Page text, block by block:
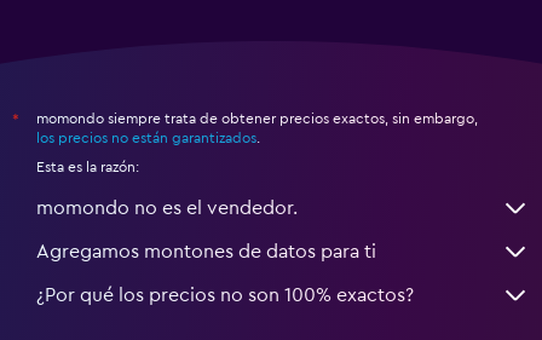
*
momondo siempre trata de obtener precios exactos, sin embargo,
los precios no están garantizados
Esta es la razón:
momondo no es el vendedor.
Agregamos montones de datos para ti
¿Por qué los precios no son 100% exactos?